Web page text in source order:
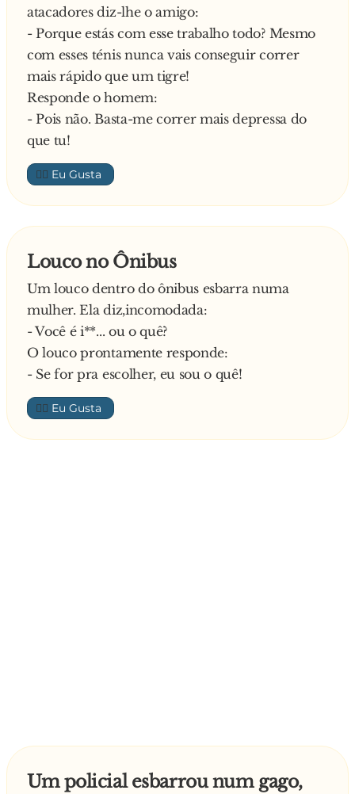
Responde o miúdo:
- Não! Eu tenho uma irmã mais velha.
O Padre:
- Pronto paga ela.
E responde o miúdo:
- Ela também não pode pagar, não tem
dinheiro. É freira…
Corrigindo o menino, diz o Padre:
- Não se diz freira, diz-se esposa de Cristo.
E finaliza o menino:
- Ah! Então o meu cunhado que pague…
atacadores diz-lhe o amigo:
- Porque estás com esse trabalho todo? Mesmo
com esses ténis nunca vais conseguir correr
mais rápido que um tigre!
Responde o homem:
- Pois não. Basta-me correr mais depressa do
que tu!
👍🏼
Louco no Ônibus
Um louco dentro do ônibus esbarra numa
mulher. Ela diz,incomodada:
- Você é i**... ou o quê?
O louco prontamente responde:
- Se for pra escolher, eu sou o quê!
👍🏼
Um policial esbarrou num gago,